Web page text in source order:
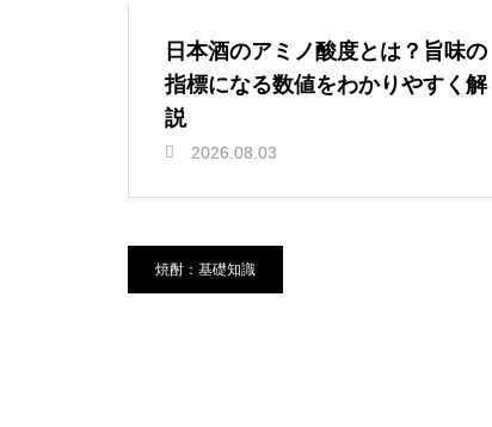
日本酒のアミノ酸度とは？旨味の
指標になる数値をわかりやすく解
説
2026.08.03
焼酎：基礎知識